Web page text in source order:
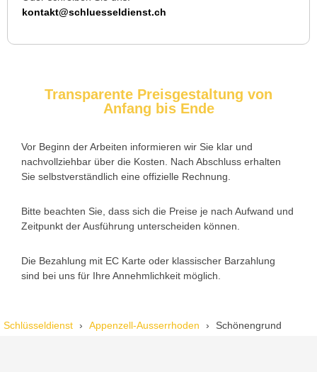
Service rufen. Techniker war schnell da, aber das Ersatzteil
Daniel W. aus Uster
Zuverlässiger Service bei einem verlorenen Haustürschlüssel.
Die Tür wurde ohne Kratzer geöffnet, nur der Preis war leicht
N Nadine H. aus Aadorf
Wir standen mit den Kindern vor verschlossener Tür – der
kontakt@schluesseldienst.ch
Transparente Preisgestaltung von
Anfang bis Ende
Vor Beginn der Arbeiten informieren wir Sie klar und
nachvollziehbar über die Kosten. Nach Abschluss erhalten
Sie selbstverständlich eine offizielle Rechnung.
Bitte beachten Sie, dass sich die Preise je nach Aufwand und
Zeitpunkt der Ausführung unterscheiden können.
Die Bezahlung mit EC Karte oder klassischer Barzahlung
sind bei uns für Ihre Annehmlichkeit möglich.
Schlüsseldienst Appenzell-Ausserrhoden Schönengrund